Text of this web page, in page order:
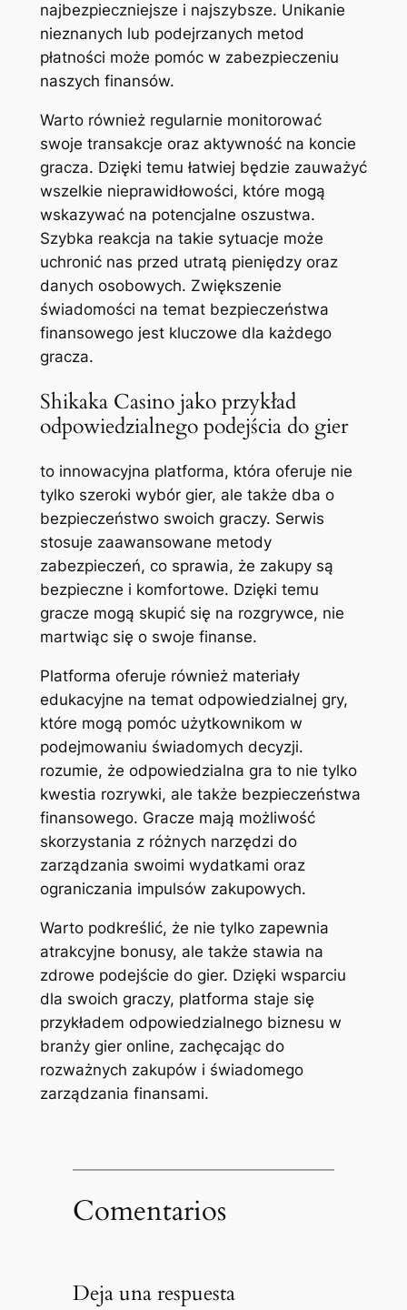
najbezpieczniejsze i najszybsze. Unikanie
nieznanych lub podejrzanych metod
płatności może pomóc w zabezpieczeniu
naszych finansów.
Warto również regularnie monitorować
swoje transakcje oraz aktywność na koncie
gracza. Dzięki temu łatwiej będzie zauważyć
wszelkie nieprawidłowości, które mogą
wskazywać na potencjalne oszustwa.
Szybka reakcja na takie sytuacje może
uchronić nas przed utratą pieniędzy oraz
danych osobowych. Zwiększenie
świadomości na temat bezpieczeństwa
finansowego jest kluczowe dla każdego
gracza.
Shikaka Casino jako przykład
odpowiedzialnego podejścia do gier
to innowacyjna platforma, która oferuje nie
tylko szeroki wybór gier, ale także dba o
bezpieczeństwo swoich graczy. Serwis
stosuje zaawansowane metody
zabezpieczeń, co sprawia, że zakupy są
bezpieczne i komfortowe. Dzięki temu
gracze mogą skupić się na rozgrywce, nie
martwiąc się o swoje finanse.
Platforma oferuje również materiały
edukacyjne na temat odpowiedzialnej gry,
które mogą pomóc użytkownikom w
podejmowaniu świadomych decyzji.
rozumie, że odpowiedzialna gra to nie tylko
kwestia rozrywki, ale także bezpieczeństwa
finansowego. Gracze mają możliwość
skorzystania z różnych narzędzi do
zarządzania swoimi wydatkami oraz
ograniczania impulsów zakupowych.
Warto podkreślić, że nie tylko zapewnia
atrakcyjne bonusy, ale także stawia na
zdrowe podejście do gier. Dzięki wsparciu
dla swoich graczy, platforma staje się
przykładem odpowiedzialnego biznesu w
branży gier online, zachęcając do
rozważnych zakupów i świadomego
zarządzania finansami.
Comentarios
Deja una respuesta